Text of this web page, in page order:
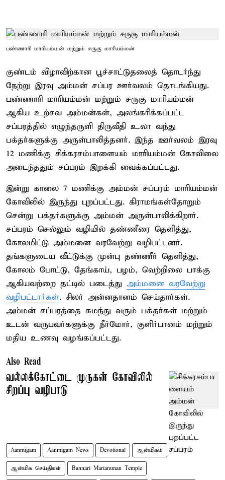
பண்ணாரி மாரியம்மன் மற்றும் சருகு மாரியம்மன்
குண்டம் விழாவிற்கான பூச்சாட்டுதலைத் தொடர்ந்து
நேற்று இரவு அம்மன் சப்பர ஊர்வலம் தொடங்கியது.
பண்ணாரி மாரியம்மன் மற்றும் சருகு மாரியம்மன்
ஆகிய உற்சவ அம்மன்கள், அலங்கரிக்கப்பட்ட
சப்பரத்தில் எழுந்தருளி திருவீதி உலா வந்து
பக்தர்களுக்கு அருள்பாலித்தனர். இந்த ஊர்வலம் இரவு
12 மணிக்கு சிக்கரசம்பாளையம் மாரியம்மன் கோவிலை
அடைந்ததும் சப்பரம் இறக்கி வைக்கப்பட்டது.
இன்று காலை 7 மணிக்கு அம்மன் சப்பரம் மாரியம்மன்
கோவிலில் இருந்து புறப்பட்டது. கிராமங்கள்தோறும்
சென்று பக்தர்களுக்கு அம்மன் அருள்பாலிக்கிறார்.
சப்பரம் செல்லும் வழியில் தண்ணீரை தெளித்து,
கோலமிட்டு அம்மனை வரவேற்று வழிபட்டனர்.
தங்களுடைய வீட்டுக்கு முன்பு தண்ணீர் தெளித்து,
கோலம் போட்டு, தேங்காய், பழம், வெற்றிலை பாக்கு
ஆகியவற்றை தட்டில் படைத்து அம்மனை வரவேற்று
வழிபட்டார்கள். சிலர் அன்னதானம் செய்தார்கள்.
அம்மன் சப்பரத்தை சுமந்து வரும் பக்தர்கள் மற்றும்
உடன் வருபவர்களுக்கு நீர்மோர், குளிர்பானம் மற்றும்
மதிய உணவு வழங்கப்பட்டது.
Also Read
வல்லக்கோட்டை முருகன் கோவிலில்
சிறப்பு வழிபாடு
Aanmigam Aanmigam News Devotional ஆன்மிகம்
ஆன்மிக செய்திகள் Bannari Mariamman Temple